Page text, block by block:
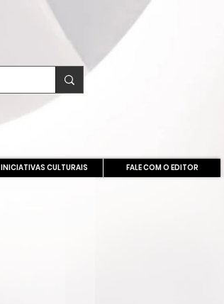
INICIATIVAS CULTURAIS FALE COM O EDITOR